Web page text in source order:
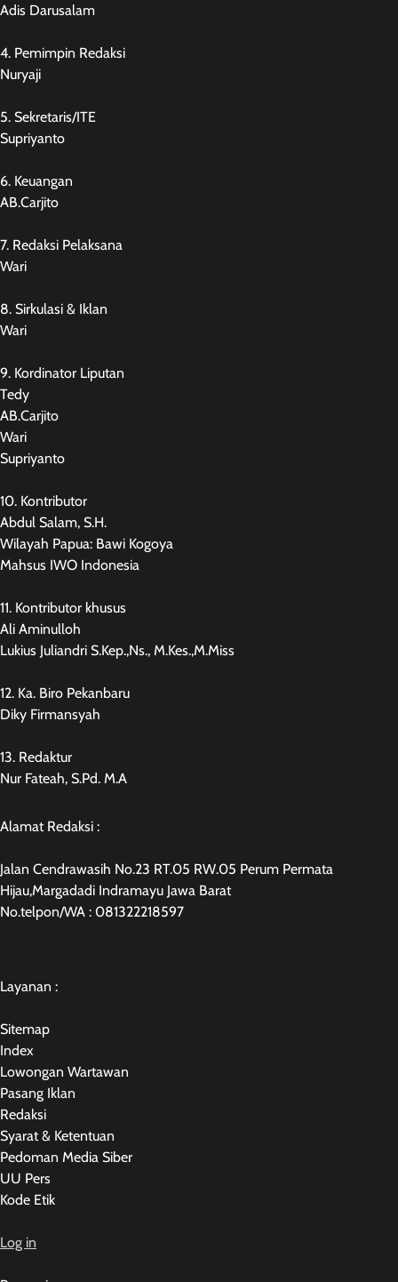
Adis Darusalam
4. Pemimpin Redaksi
Nuryaji
5. Sekretaris/ITE
Supriyanto
6. Keuangan
AB.Carjito
7. Redaksi Pelaksana
Wari
8. Sirkulasi & Iklan
Wari
9. Kordinator Liputan
Tedy
AB.Carjito
Wari
Supriyanto
10. Kontributor
Abdul Salam, S.H.
Wilayah Papua: Bawi Kogoya
Mahsus IWO Indonesia
11. Kontributor khusus
Ali Aminulloh
Lukius Juliandri S.Kep.,Ns., M.Kes.,M.Miss
12. Ka. Biro Pekanbaru
Diky Firmansyah
13. Redaktur
Nur Fateah, S.Pd. M.A
Alamat Redaksi :
Jalan Cendrawasih No.23 RT.05 RW.05 Perum Permata
Hijau,Margadadi Indramayu Jawa Barat
No.telpon/WA : 081322218597
Layanan :
Sitemap
Index
Lowongan Wartawan
Pasang Iklan
Redaksi
Syarat & Ketentuan
Pedoman Media Siber
UU Pers
Kode Etik
Log in